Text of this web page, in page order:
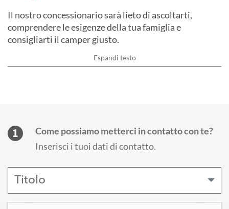
Il nostro concessionario sarà lieto di ascoltarti,
comprendere le esigenze della tua famiglia e
consigliarti il camper giusto.
Espandi testo
Riduci testo
1
Come possiamo metterci in contatto con te?
Inserisci i tuoi dati di contatto.
Titolo